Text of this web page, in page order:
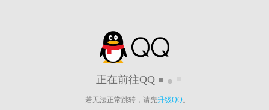
正在前往QQ
若无法正常跳转，请先升级QQ。